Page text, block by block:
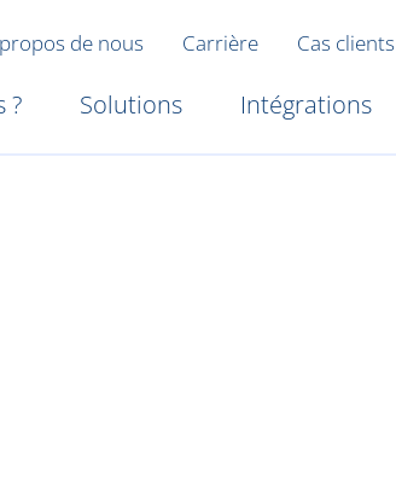
de nous Carrière Cas clients
? Solutions Intégrations